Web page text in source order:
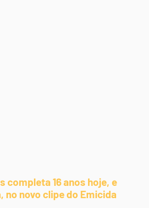
completa 16 anos hoje, e
no novo clipe do Emicida